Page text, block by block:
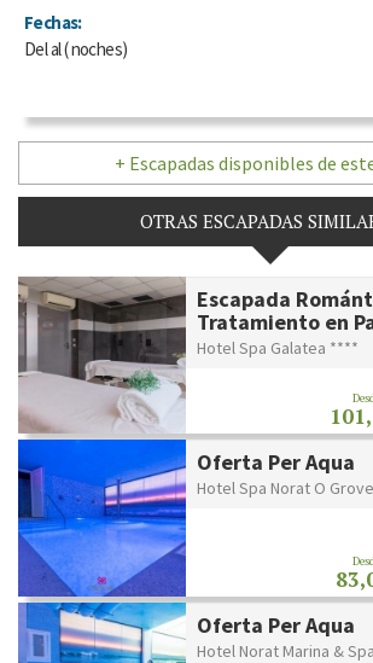
Fechas:
Delal(noches)
+ Escapadas disponibles de
OTRAS ESCAPADAS
Escapada
Tratamiento en
Hotel Spa Galatea ****
Oferta Per Aqua
Hotel Spa Norat O
Oferta Per Aqua
Hotel Norat Marina &